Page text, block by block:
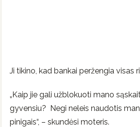
Ji tikino, kad bankai peržengia visas
„Kaip jie gali užblokuoti mano
gyvensiu? Negi neleis naudotis
pinigais“, – skundėsi moteris.